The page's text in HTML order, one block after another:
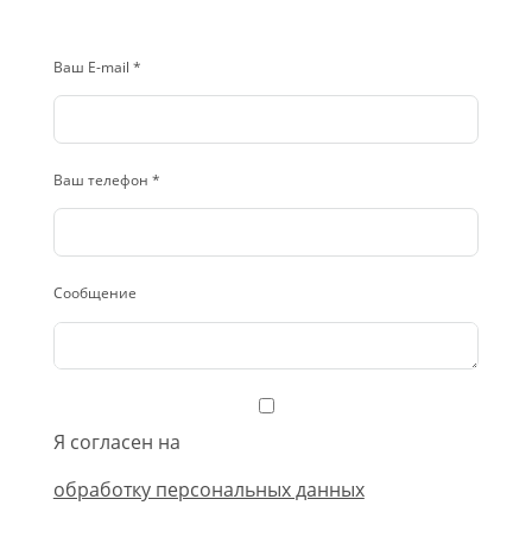
Ваш E-mail *
Ваш телефон *
Сообщение
Я согласен на
обработку персональных данных